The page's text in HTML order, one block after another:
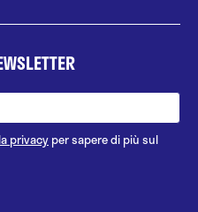
privacy per sapere di più sul